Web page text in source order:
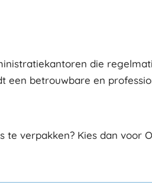
die
betrouwbare en
verpakken? Kies dan voor